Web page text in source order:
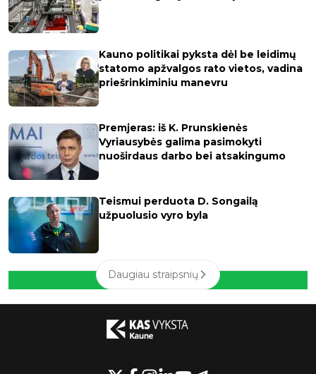
Kauno politikai pyksta dėl be leidimų
statomo apžvalgos rato vietos, vadina
priešrinkiminiu manevru
Premjeras: iš K. Prunskienės
Vyriausybės galima pasimokyti
nuoširdaus darbo bei atsakingumo
Teismui perduota D. Songailą
užpuolusio vyro byla
Daugiau straipsnių